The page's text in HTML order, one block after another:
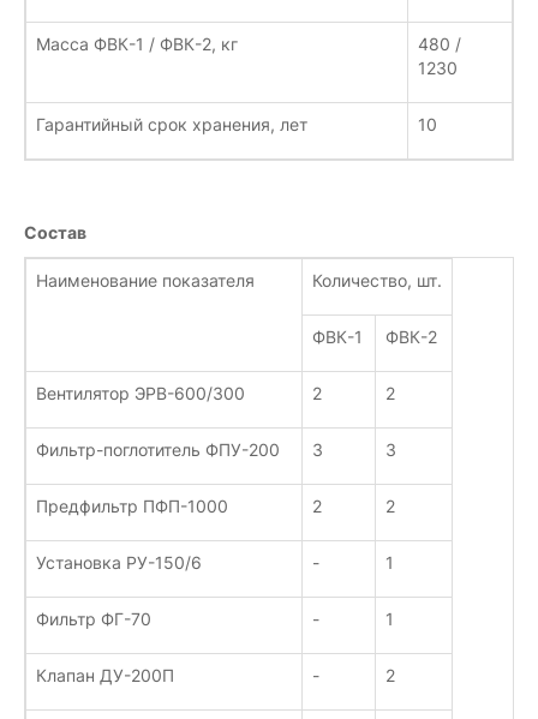
Масса ФВК-1 / ФВК-2, кг
480 /
1230
Гарантийный срок хранения, лет 10
Состав
Наименование показателя Количество, шт.
ФВК-1 ФВК-2
Вентилятор ЭРВ-600/300 2 2
Фильтр-поглотитель ФПУ-200 3 3
Предфильтр ПФП-1000 2 2
Установка РУ-150/6 - 1
Фильтр ФГ-70 - 1
Клапан ДУ-200П - 2